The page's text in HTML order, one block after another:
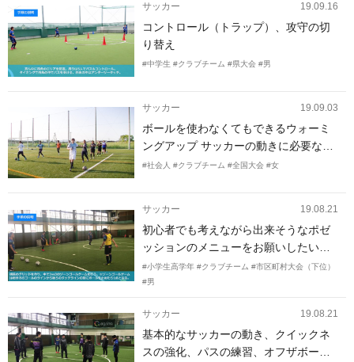
サッカー 19.09.16
コントロール（トラップ）、攻守の切
り替え
#中学生 #クラブチーム #県大会 #男
サッカー 19.09.03
ボールを使わなくてもできるウォーミ
ングアップ サッカーの動きに必要な体
幹トレーニング
#社会人 #クラブチーム #全国大会 #女
サッカー 19.08.21
初心者でも考えながら出来そうなポゼ
ッションのメニューをお願いしたいで
す。
#小学生高学年 #クラブチーム #市区町村大会（下位）
#男
サッカー 19.08.21
基本的なサッカーの動き、クイックネ
スの強化、パスの練習、オフザボール